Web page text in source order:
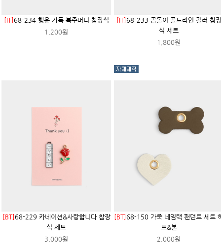
[IT]68-234 행운 가득 복주머니 참장식
1,200원
[IT]68-233 곰돌이 골드라인 컬러 참장
식 세트
1,800원
[BT]68-229 카네이션&사랑합니다 참장
식 세트
3,000원
[BT]68-150 가죽 네임택 팬던트 세트
트&본
2,000원